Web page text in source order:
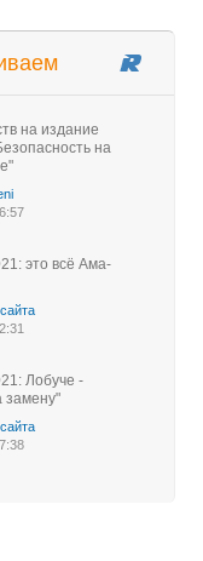
на издание
на
это всё Ама-
Лобуче -
замену"